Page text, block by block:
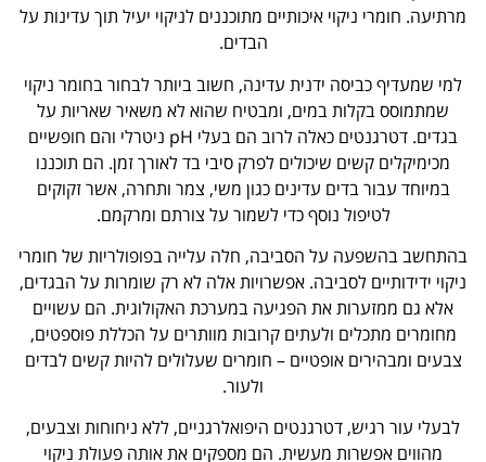
מרתיעה. חומרי ניקוי איכותיים מתוכננים לניקוי יעיל תוך עדינות על
הבדים.
למי שמעדיף כביסה ידנית עדינה, חשוב ביותר לבחור בחומר ניקוי
שמתמוסס בקלות במים, ומבטיח שהוא לא משאיר שאריות על
בגדים. דטרגנטים כאלה לרוב הם בעלי pH ניטרלי והם חופשיים
מכימיקלים קשים שיכולים לפרק סיבי בד לאורך זמן. הם תוכננו
במיוחד עבור בדים עדינים כגון משי, צמר ותחרה, אשר זקוקים
לטיפול נוסף כדי לשמור על צורתם ומרקמם.
בהתחשב בהשפעה על הסביבה, חלה עלייה בפופולריות של חומרי
ניקוי ידידותיים לסביבה. אפשרויות אלה לא רק שומרות על הבגדים,
אלא גם ממזערות את הפגיעה במערכת האקולוגית. הם עשויים
מחומרים מתכלים ולעתים קרובות מוותרים על הכללת פוספטים,
צבעים ומבהירים אופטיים – חומרים שעלולים להיות קשים לבדים
ולעור.
לבעלי עור רגיש, דטרגנטים היפואלרגניים, ללא ניחוחות וצבעים,
מהווים אפשרות מעשית. הם מספקים את אותה פעולת ניקוי